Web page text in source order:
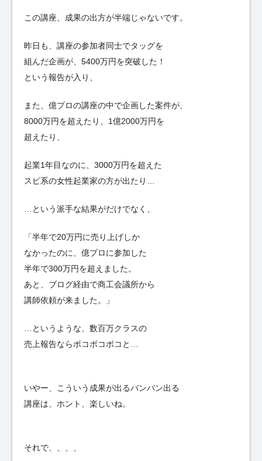
この講座、成果の出方が半端じゃないです。
昨日も、講座の参加者同士でタッグを
組んだ企画が、5400万円を突破した！
という報告が入り、
また、億プロの講座の中で企画した案件が、
8000万円を超えたり、1億2000万円を
超えたり、
起業1年目なのに、3000万円を超えた
スピ系の女性起業家の方が出たり…
…という派手な結果がだけでなく、
「半年で20万円に売り上げしか
なかったのに、億プロに参加した
半年で300万円を超えました。
あと、ブログ経由で商工会議所から
講師依頼が来ました。」
…というような、数百万クラスの
売上報告ならボコボコボコと…
いやー、こういう成果が出るバンバン出る
講座は、ホント、楽しいね。
それで、、、、